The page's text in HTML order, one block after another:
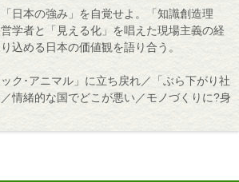
日本の強み」を自覚せよ。「知識創造理
学者と「見える化」を唱えた現場主義の経
込める日本の価値観を語り合う。
ク･アニマル」に立ち戻れ／「ぶら下がり社
情緒的な国でどこが悪い／モノづくりに?身